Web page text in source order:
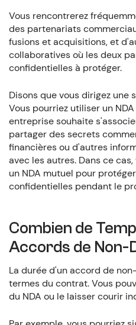
Vous rencontrerez
des partenariats
fusions et acquisitions, et
collaboratives où les deux
confidentielles à protéger.
Disons que vous dirigez
Vous pourriez utiliser un
entreprise souhaite
partager des secrets
financières ou d'autres
avec les autres. Dans ce
un NDA mutuel pour
confidentielles pendant le
Combien de
Accords de Non-
La durée d'un accord de
termes du contrat. Vous
du NDA ou le laisser courir